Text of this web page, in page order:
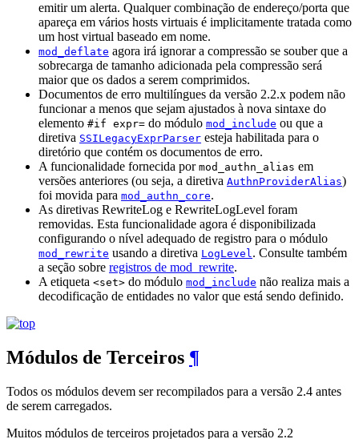
emitir um alerta. Qualquer combinação de endereço/porta que
apareça em vários hosts virtuais é implicitamente tratada como
um host virtual baseado em nome.
mod_deflate agora irá ignorar a compressão se souber que a
sobrecarga de tamanho adicionada pela compressão será
maior que os dados a serem comprimidos.
Documentos de erro multilíngues da versão 2.2.x podem não
funcionar a menos que sejam ajustados à nova sintaxe do
elemento #if expr= do módulo mod_include ou que a
diretiva SSILegacyExprParser esteja habilitada para o
diretório que contém os documentos de erro.
A funcionalidade fornecida por mod_authn_alias em
versões anteriores (ou seja, a diretiva AuthnProviderAlias)
foi movida para mod_authn_core.
As diretivas RewriteLog e RewriteLogLevel foram
removidas. Esta funcionalidade agora é disponibilizada
configurando o nível adequado de registro para o módulo
mod_rewrite usando a diretiva LogLevel. Consulte também
a seção sobre registros de mod_rewrite.
A etiqueta <set> do módulo mod_include não realiza mais a
decodificação de entidades no valor que está sendo definido.
Módulos de Terceiros ¶
Todos os módulos devem ser recompilados para a versão 2.4 antes
de serem carregados.
Muitos módulos de terceiros projetados para a versão 2.2